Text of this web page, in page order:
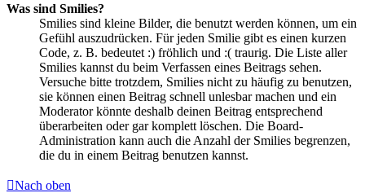
Was sind Smilies?
Smilies sind kleine Bilder, die benutzt werden können, um ein
Gefühl auszudrücken. Für jeden Smilie gibt es einen kurzen
Code, z. B. bedeutet :) fröhlich und :( traurig. Die Liste aller
Smilies kannst du beim Verfassen eines Beitrags sehen.
Versuche bitte trotzdem, Smilies nicht zu häufig zu benutzen,
sie können einen Beitrag schnell unlesbar machen und ein
Moderator könnte deshalb deinen Beitrag entsprechend
überarbeiten oder gar komplett löschen. Die Board-
Administration kann auch die Anzahl der Smilies begrenzen,
die du in einem Beitrag benutzen kannst.
Nach oben